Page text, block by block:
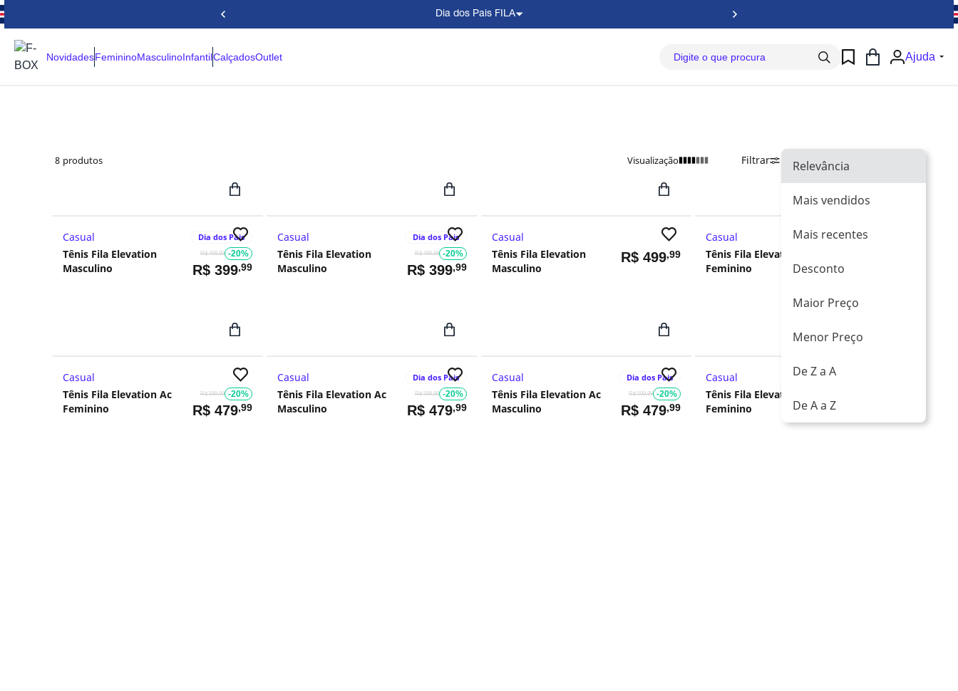
Dia dos Pais FILA
NovidadesFemininoMasculinoInfantilCalçadosOutlet Ajuda
8 produtos Visualização Filtrar Ordenar Por
Relevância
Maior Preço
Menor Preço
Mais vendidos
De Z a A
De A a Z
Mais recentes
Desconto
Casual Dia dos Pais
Tênis Fila Elevation
Masculino
R$ 499,99 -20%
R$ 399,99
Casual Dia dos Pais
Tênis Fila Elevation
Masculino
R$ 499,99 -20%
R$ 399,99
Casual
Tênis Fila Elevation
Masculino
R$499,99
Casual Retira Loja
Tênis Fila Elevation
Feminino
Casual
Tênis Fila Elevation Ac
Feminino
R$ 599,99 -20%
R$ 479,99
Casual Dia dos Pais
Tênis Fila Elevation Ac
Masculino
R$ 599,99 -20%
R$ 479,99
Casual Dia dos Pais
Tênis Fila Elevation Ac
Masculino
R$ 599,99 -20%
R$479,99
Casual
Tênis Fila Elevation Ac
Feminino
R$